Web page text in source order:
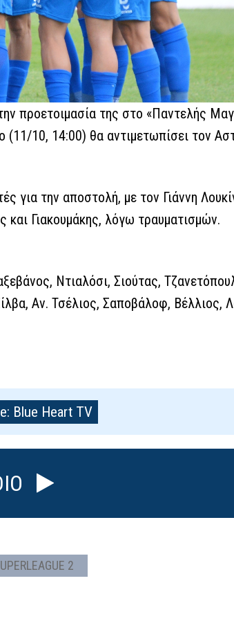
προετοιμασία της στο «Παντελής
10, 14:00) θα αντιμετωπίσει τον
την αποστολή, με τον Γιάννη
και Γιακουμάκης, λόγω τραυματισμών.
Ντιαλόσι, Σιούτας,
Αν. Τσέλιος, Σαποβάλοφ, Βέλλιος,
Blue Heart TV
2